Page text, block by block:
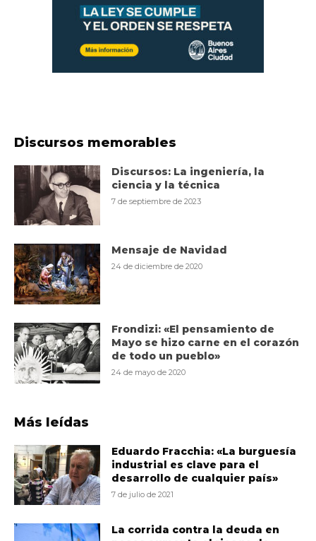
Discursos memorables
Discursos: La ingeniería, la
ciencia y la técnica
7 de septiembre de 2023
Mensaje de Navidad
24 de diciembre de 2020
Frondizi: «El pensamiento de
Mayo se hizo carne en el corazón
de todo un pueblo»
24 de mayo de 2020
Más leídas
Eduardo Fracchia: «La burguesía
industrial es clave para el
desarrollo de cualquier país»
7 de julio de 2021
La corrida contra la deuda en